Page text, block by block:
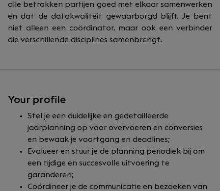
alle betrokken partijen goed met elkaar samenwerken
en dat de datakwaliteit gewaarborgd blijft. Je bent
niet alleen een coördinator, maar ook een verbinder
die verschillende disciplines samenbrengt.
Your profile
Stel je een duidelijke en gedetailleerde
jaarplanning op voor overvoeren en conversies
en bewaak je voortgang en deadlines;
Evalueer en stuur je de planning periodiek bij om
een tijdige en succesvolle uitvoering te
garanderen;
Coördineer je de communicatie en bezoeken van